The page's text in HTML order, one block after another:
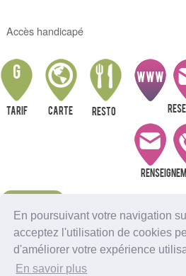
En poursuivant votre navigation
acceptez l'utilisation de cookies
d'améliorer votre expérience
En savoir plus
Accès handicapé
G
Tarif Carte resto
WWW
Nous indiquer une
Sortir à Ambutrix